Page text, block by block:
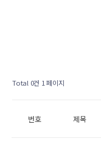
Total 0건 1 페이지
번호 제목